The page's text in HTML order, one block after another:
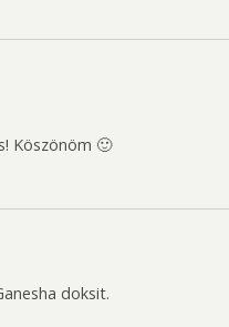
Köszönöm 🙂
doksit.